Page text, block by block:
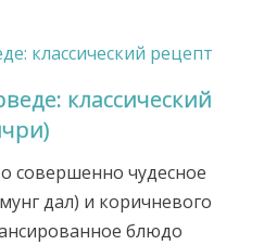
классический
совершенно чудесное
дал) и коричневого
блюдо